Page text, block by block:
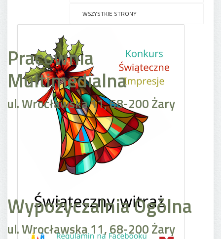
Pracownia
Multimedialna
ul. Wrocławska 11, 68-200 Żary
Wypożyczalnia Ogólna
ul. Wrocławska 11, 68-200 Żary
WSZYSTKIE STRONY